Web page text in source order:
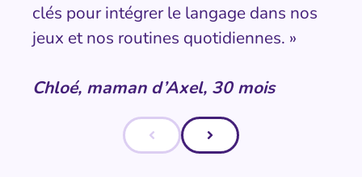
clés pour intégrer le langage dans nos
jeux et nos routines quotidiennes. »
Chloé, maman d’Axel, 30 mois